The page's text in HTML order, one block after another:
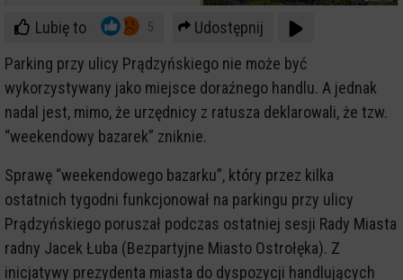
Lubię to 5
Udostępnij
Parking przy ulicy Prądzyńskiego nie może być
wykorzystywany jako miejsce doraźnego handlu. A jednak
nadal jest, mimo, że urzędnicy z ratusza deklarowali, że tzw.
“weekendowy bazarek” zniknie.
Sprawę “weekendowego bazarku”, który przez kilka
ostatnich tygodni funkcjonował na parkingu przy ulicy
Prądzyńskiego poruszał podczas ostatniej sesji Rady Miasta
radny Jacek Łuba (Bezpartyjne Miasto Ostrołęka). Z
inicjatywy prezydenta miasta do dyspozycji handlujących